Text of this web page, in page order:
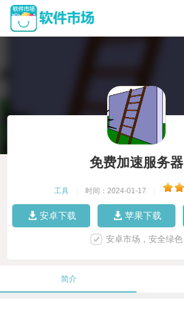
免费加速服务器
工具 时间：2024-01-17
安卓下载 苹果下载
安卓市场，安全绿色
简介